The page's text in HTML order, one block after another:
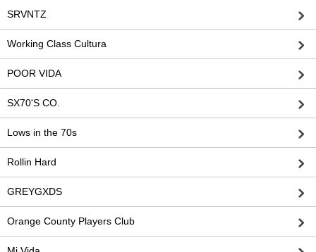
SRVNTZ
Working Class Cultura
POOR VIDA
SX70'S CO.
Lows in the 70s
Rollin Hard
GREYGXDS
Orange County Players Club